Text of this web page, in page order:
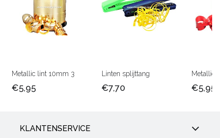
Metallic lint 10mm 3
€5,95
Linten splijttang
€7,70
Metallic
€5,95
KLANTENSERVICE